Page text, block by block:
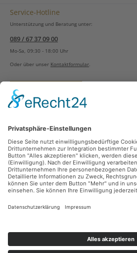
Service-Hotline
Unterstützung und Beratung unter:
089 / 67 37 09 00
Mo-Sa, 09:30 - 18:00 Uhr
Oder über unser Kontaktformular.
Vertrag widerrufen
Zahlungsarten
Sicher Einkaufen
Ladengeschäft
Newsletter
Facebook Instagram